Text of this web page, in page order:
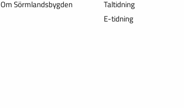
Om Sörmlandsbygden
Taltidning
E-tidning